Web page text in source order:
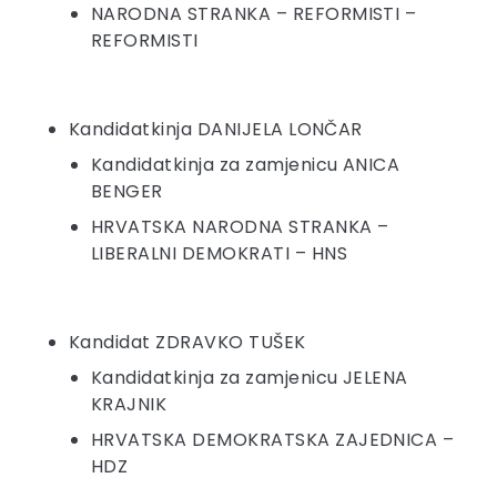
NARODNA STRANKA – REFORMISTI –
REFORMISTI
Kandidatkinja DANIJELA LONČAR
Kandidatkinja za zamjenicu ANICA
BENGER
HRVATSKA NARODNA STRANKA –
LIBERALNI DEMOKRATI – HNS
Kandidat ZDRAVKO TUŠEK
Kandidatkinja za zamjenicu JELENA
KRAJNIK
HRVATSKA DEMOKRATSKA ZAJEDNICA –
HDZ